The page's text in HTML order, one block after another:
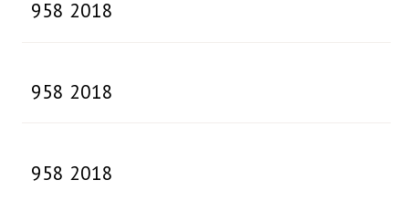
958 2018
958 2018
958 2018